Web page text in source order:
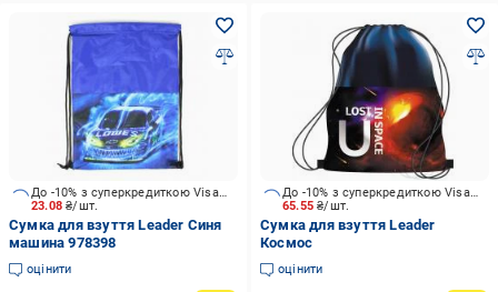
23.08₴/шт.
До -10% з суперкредиткою Visa Вигода
Сумка для взуття Leader Синя
машина 978398
оцінити
65.55₴/шт.
До -10% з суперкредиткою Visa Вигода
Сумка для взуття Leader
Космос
оцінити